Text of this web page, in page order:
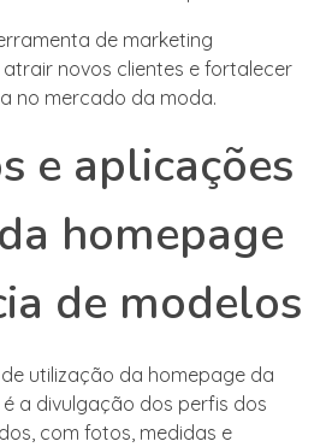
de marketing
novos clientes e fortalecer
no mercado da moda.
e aplicações
homepage
de modelos
utilização da homepage da
a divulgação dos perfis dos
com fotos, medidas e